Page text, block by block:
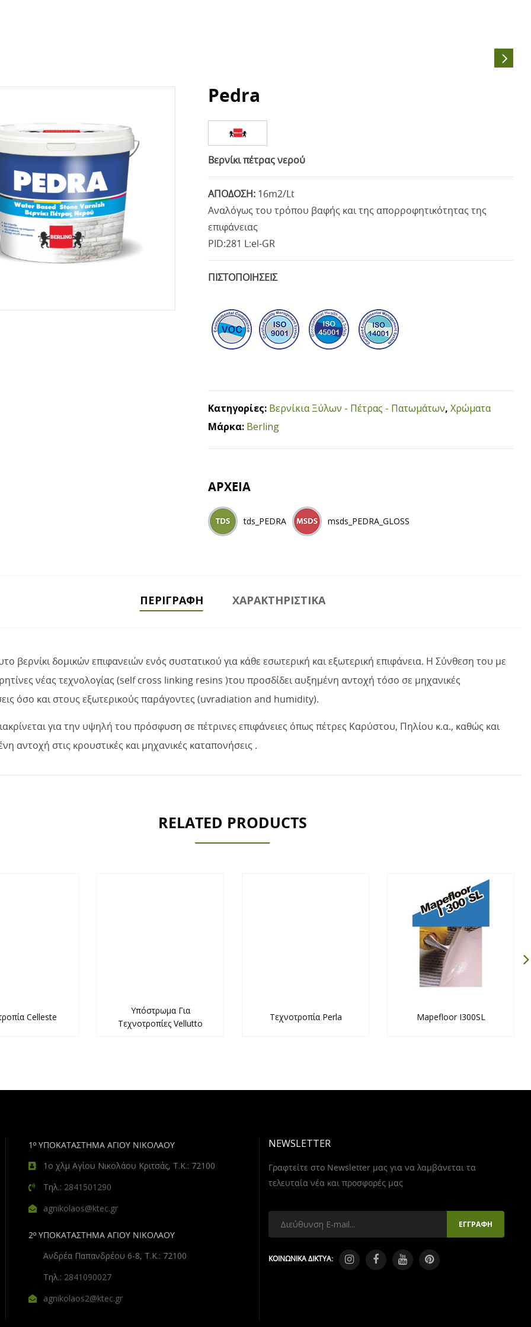
Pedra
Βερνίκι πέτρας νερού
ΑΠΟΔΟΣΗ: 16m2/Lt
Αναλόγως του τρόπου βαφής και της απορροφητικότητας της
επιφάνειας
PID:281 L:el-GR
ΠΙΣΤΟΠΟΙΗΣΕΙΣ
Κατηγορίες: Βερνίκια Ξύλων - Πέτρας - Πατωμάτων, Χρώματα
Μάρκα: Berling
ΑΡΧΕΙΑ
tds_PEDRA msds_PEDRA_GLOSS
ΠΕΡΙΓΡΑΦΉ ΧΑΡΑΚΤΗΡΙΣΤΙΚΆ
βερνίκι δομικών επιφανειών ενός συστατικού για κάθε εσωτερική και εξωτερική επιφάνεια. Η Σύνθεση του με
νέας τεχνολογίας (self cross linking resins )του προσδίδει αυξημένη αντοχή τόσο σε μηχανικές
όσο και στους εξωτερικούς παράγοντες (uvradiation and humidity).
για την υψηλή του πρόσφυση σε πέτρινες επιφάνειες όπως πέτρες Καρύστου, Πηλίου κ.α., καθώς και
αντοχή στις κρουστικές και μηχανικές καταπονήσεις .
RELATED PRODUCTS
Celleste
Υπόστρωμα Για
Τεχνοτροπίες Vellutto
Τεχνοτροπία Perla Mapefloor I300SL
1º ΥΠΟΚΑΤΑΣΤΗΜΑ ΑΓΙΟΥ ΝΙΚΟΛΑΟΥ
1ο χλμ Αγίου Νικολάου Κριτσάς, Τ.Κ.: 72100
Τηλ.: 2841501290
agnikolaos@ktec.gr
2º ΥΠΟΚΑΤΑΣΤΗΜΑ ΑΓΙΟΥ ΝΙΚΟΛΑΟΥ
Ανδρέα Παπανδρέου 6-8, Τ.Κ.: 72100
Τηλ.: 2841090027
agnikolaos2@ktec.gr
NEWSLETTER
Γραφτείτε στο Newsletter μας για να λαμβάνεται τα
τελευταία νέα και προσφορές μας
ΚΟΙΝΩΝΙΚΑ ΔΙΚΤΥΑ: